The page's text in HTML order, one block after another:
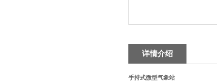
详情介绍
手持式微型气象站